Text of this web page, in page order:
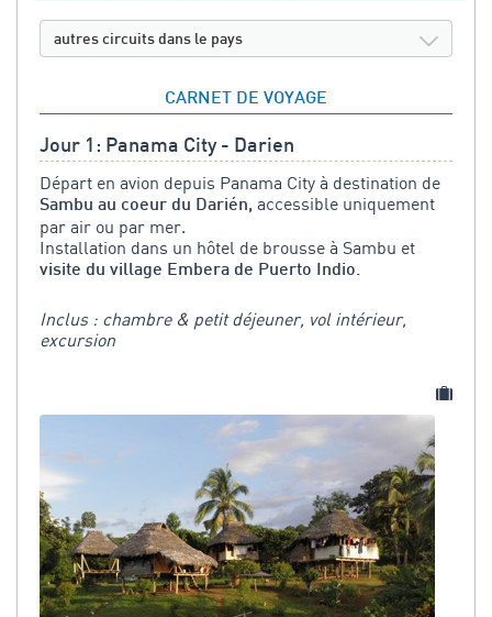
autres circuits dans le pays
CARNET DE VOYAGE
Jour 1: Panama City - Darien
Départ en avion depuis Panama City à destination de
Sambu au coeur du Darién, accessible uniquement
par air ou par mer.
Installation dans un hôtel de brousse à Sambu et
visite du village Embera de Puerto Indio.
Inclus : chambre & petit déjeuner, vol intérieur,
excursion